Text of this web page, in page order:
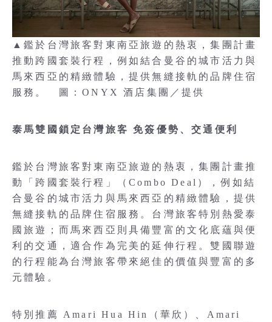
▲鑑於台灣旅客對東南亞旅遊的熱衷，集團計畫
推動跨國套裝行程，例如結合曼谷的城市活力與
馬來西亞的精緻體驗，提供無縫接軌的品牌住宿
服務。 圖：ONYX 酒店集團／提供
泰馬雙國鎖定台灣旅客 免簽優勢、交通便利
鑑於台灣旅客對東南亞旅遊的熱衷，集團計畫推
動「跨國套裝行程」（Combo Deal），例如結
合曼谷的城市活力與馬來西亞的精緻體驗，提供
無縫接軌的品牌住宿服務。台灣旅客特別熱愛泰
國旅遊；而馬來西亞則具備豐富的文化底蘊與便
利的交通，適合作為完美的延伸行程。雙國聯遊
的行程能為台灣旅客帶來絕佳的價值與豐富的多
元體驗。
特別推薦 Amari Hua Hin（華欣）、Amari